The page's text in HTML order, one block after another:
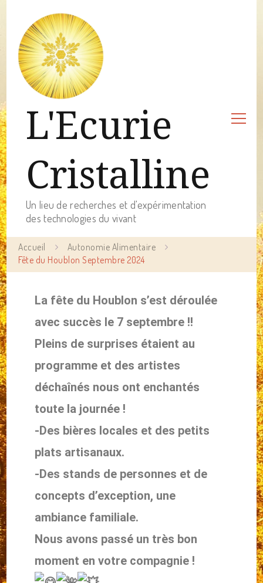
L'Ecurie
Cristalline
Un lieu de recherches et d'expérimentation
des technologies du vivant
Accueil
Autonomie Alimentaire
Fête du Houblon Septembre 2024
La fête du Houblon s’est déroulée
avec succès le 7 septembre !!
Pleins de surprises étaient au
programme et des artistes
déchaînés nous ont enchantés
toute la journée !
-Des bières locales et des petits
plats artisanaux.
-Des stands de personnes et de
concepts d’exception, une
ambiance familiale.
Nous avons passé un très bon
moment en votre compagnie !